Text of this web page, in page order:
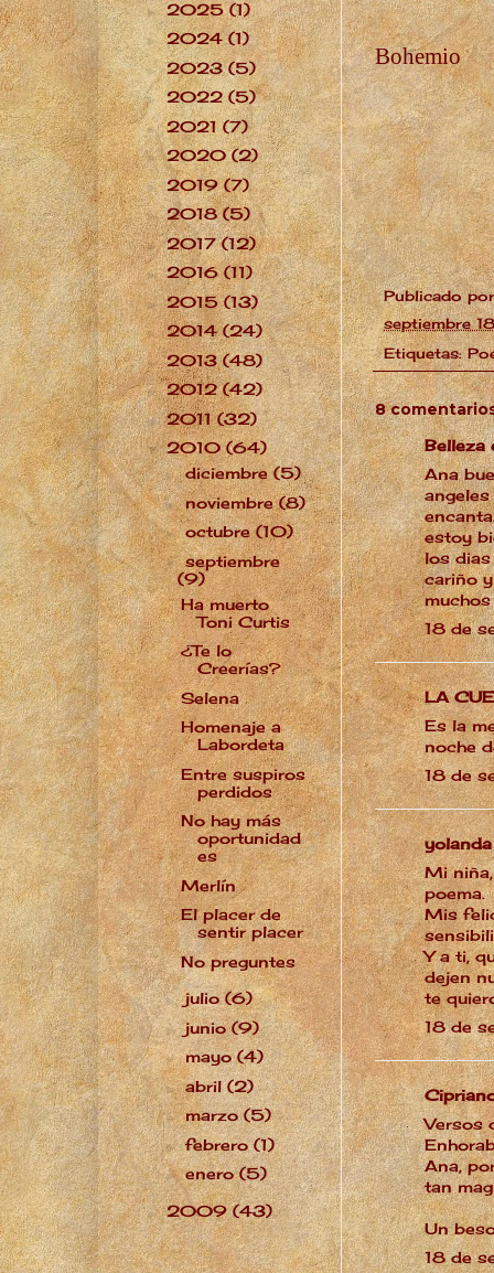
Bohemio
Publicado
septiembre
Etiquetas:
8
Belleza
Ana
estoy
los dias
cariño
18 de
LA
Es la
noche
18 de
yolanda
Mi
poema.
Mis
Y a ti,
dejen
te
18 de
Versos
Ana,
tan
Un
18 de
►2025(1)
►2024(1)
►2023(5)
►2022(5)
►2021(7)
►2020(2)
►2019(7)
►2018(5)
►2017(12)
►2016(11)
►2015(13)
►2014(24)
►2013(48)
►2012(42)
►2011(32)
▼2010(64)
►diciembre(5)
►noviembre(8)
►octubre(10)
▼septiembre
(9)
Ha muerto
Toni Curtis
¿Te lo
Creerías?
Selena
Homenaje a
Labordeta
Entre suspiros
perdidos
No hay más
oportunidad
es
Merlín
El placer de
sentir placer
No preguntes
►julio(6)
►junio(9)
►mayo(4)
►abril(2)
►marzo(5)
►febrero(1)
►enero(5)
►2009(43)